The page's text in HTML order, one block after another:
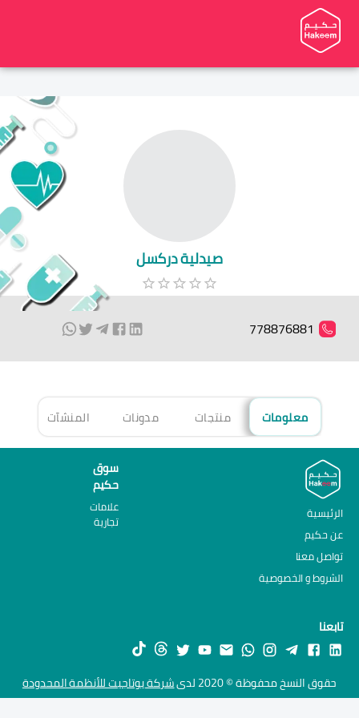
صيدلية دركسل
778876881
معلومات منتجات مدونات المنشآت
الرئيسية
عن حكيم
تواصل معنا
الشروط و الخصوصية
سوق
حكيم
علامات
تجارية
تابعنا
حقوق النسخ محفوظة © 2020 لدى شركة يوتاجيت للأنظمة المحدودة